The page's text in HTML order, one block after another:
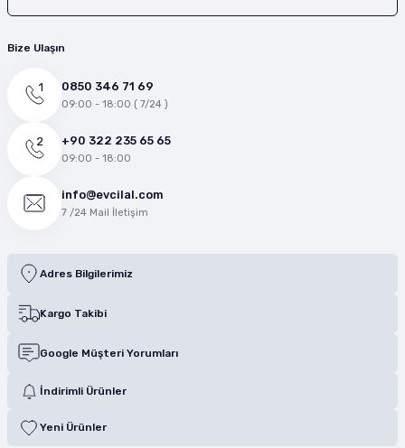
Bize Ulaşın
0850 346 71 69
09:00 - 18:00 ( 7/24 )
+90 322 235 65 65
09:00 - 18:00
info@evcilal.com
7 /24 Mail İletişim
Adres Bilgilerimiz
Kargo Takibi
Google Müşteri Yorumları
İndirimli Ürünler
Yeni Ürünler